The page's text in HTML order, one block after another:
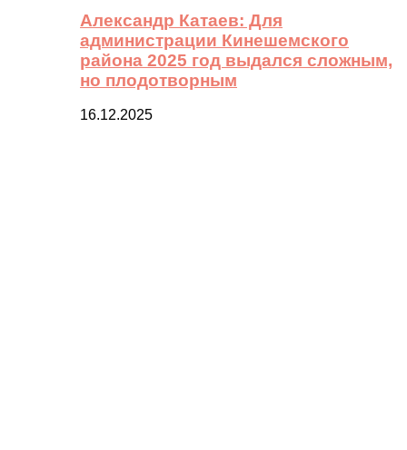
Александр Катаев: Для
администрации Кинешемского
района 2025 год выдался сложным,
но плодотворным
16.12.2025